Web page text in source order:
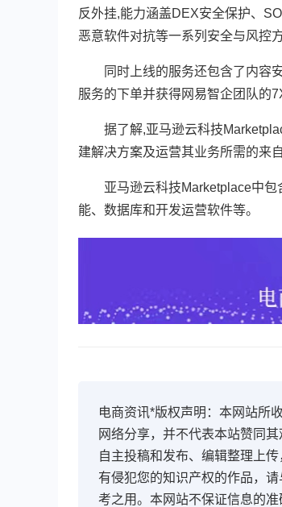
反外挂,能力涵盖DEX安全保护、
恶意软件对抗等一系列安全与风控方
同时上线的服务还包含了内容安
服务的下单并获得网易智企团队的
据了解,亚马逊云科技
建解决方案及运营其业务所需的来
亚马逊云科技Marketplace中包
能、数据库和开发运营软件等。
电商资讯*版权声明：本网站所
网络分享，并不代表本站赞同
自主投稿和发布、编辑整理上
有侵犯您的知识产权的作品，
考之用。本网站不保证信息的